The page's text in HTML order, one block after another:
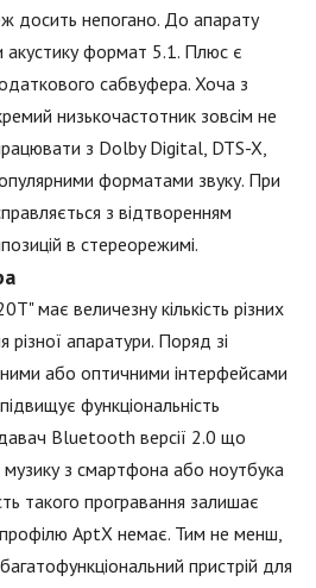
досить непогано. До апарату
акустику формат 5.1. Плюс є
сабвуфера. Хоча з
низькочастотник зовсім не
з Dolby Digital, DTS-X,
форматами звуку. При
з відтворенням
в стереорежимі.
має величезну кількість різних
різної апаратури. Поряд зі
або оптичними інтерфейсами
функціональність
Bluetooth версії 2.0 що
з смартфона або ноутбука
такого програвання залишає
AptX немає. Тим не менш,
пристрій для